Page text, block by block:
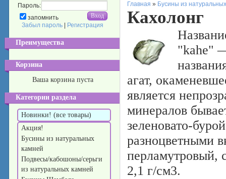
Пароль:
запомнить
Забыл пароль
Регистрация
Преимущества
Корзина
Ваша корзина пуста
Категории раздела
Новинки! (все товары)
Акция!
Бусины из натуральных
камней
Подвесы/кабошоны/серьги
из натуральных камней
Главная » Бусины из
Кахолонг
"kahe"
агат,
является
минералов
зеленовато-
разноцветными
перламутровый,
2,1 г/см3.